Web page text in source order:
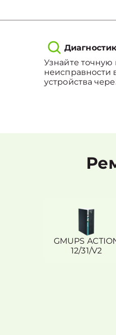
Узнайте
неисправности
устройства
GMUPS
12/31/V2